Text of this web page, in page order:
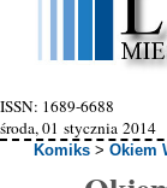
ISSN: 1689-6688
środa, 01 stycznia 2014
Komiks >Okiem